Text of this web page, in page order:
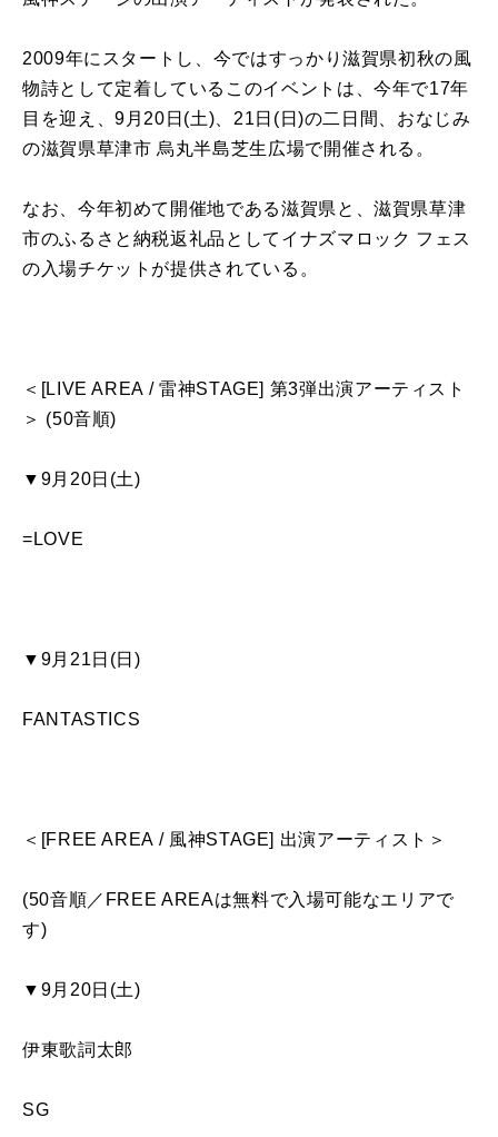
2009年にスタートし、今ではすっかり滋賀県初秋の風
物詩として定着しているこのイベントは、今年で17年
目を迎え、9月20日(土)、21日(日)の二日間、おなじみ
の滋賀県草津市 烏丸半島芝生広場で開催される。
なお、今年初めて開催地である滋賀県と、滋賀県草津
市のふるさと納税返礼品としてイナズマロック フェス
の入場チケットが提供されている。
＜[LIVE AREA / 雷神STAGE] 第3弾出演アーティスト
＞ (50音順)
▼9月20日(土)
=LOVE
▼9月21日(日)
FANTASTICS
＜[FREE AREA / 風神STAGE] 出演アーティスト＞
(50音順／FREE AREAは無料で入場可能なエリアで
す)
▼9月20日(土)
伊東歌詞太郎
SG